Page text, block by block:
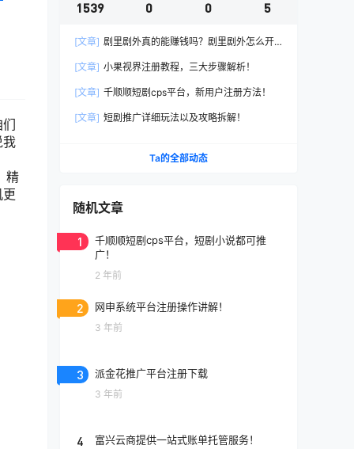
我
精
1539 0 0 5
[文章] 剧里剧外真的能赚钱吗？剧里剧外怎么开
[文章] 小果视界注册教程，三大步骤解析！
[文章] 千顺顺短剧cps平台，新用户注册方法！
[文章] 短剧推广详细玩法以及攻略拆解！
Ta的全部动态
随机文章
1
千顺顺短剧cps平台，短剧小说都可推
广！
2 年前
2 网申系统平台注册操作讲解！
3 年前
3 派金花推广平台注册下载
3 年前
4 富兴云商提供一站式账单托管服务！